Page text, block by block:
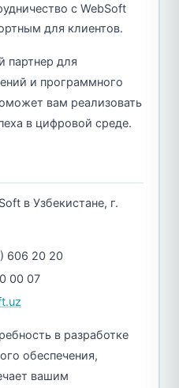
с WebSoft
для клиентов.
партнер для
и программного
вам реализовать
в цифровой среде.
в Узбекистане, г.
606 20 20
00 07
в разработке
обеспечения,
вашим